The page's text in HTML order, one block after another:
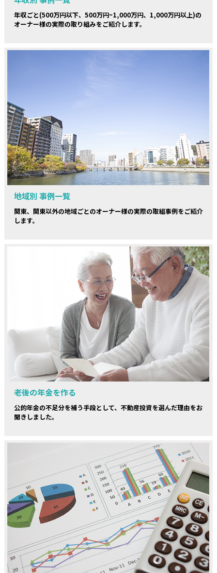
年収ごと(500万円以下、500万円~1,000万円、1,000万円以上)の
オーナー様の実際の取り組みをご紹介します。
地域別 事例一覧
関東、関東以外の地域ごとのオーナー様の実際の取組事例をご紹介
します。
老後の年金を作る
公的年金の不足分を補う手段として、不動産投資を選んだ理由をお
聞きしました。